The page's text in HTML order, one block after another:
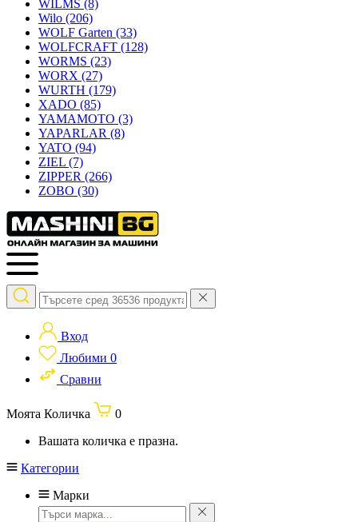
WILMS (8)
Wilo (206)
WOLF Garten (33)
WOLFCRAFT (128)
WORMS (23)
WORX (27)
WURTH (179)
XADO (85)
YAMAMOTO (3)
YAPARLAR (8)
YATO (94)
ZIEL (7)
ZIPPER (266)
ZOBO (30)
Вход
Любими 0
Сравни
Моята Количка
0
Вашата количка е празна.
Категории
Марки